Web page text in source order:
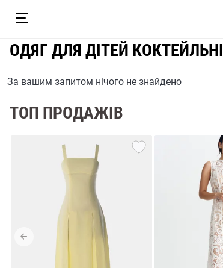
ОДЯГ ДЛЯ ДІТЕЙ КОКТЕЙЛЬНІ
За вашим запитом нічого не знайдено
ТОП ПРОДАЖІВ